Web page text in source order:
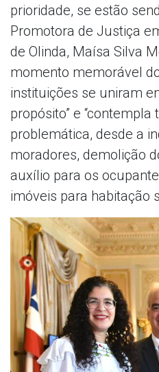
prioridade, se estão
Promotora de Justiça
de Olinda, Maísa Silva
momento memorável
instituições se uniram
propósito” e
problemática, desde a
moradores, demolição
auxílio para os
imóveis para habitação